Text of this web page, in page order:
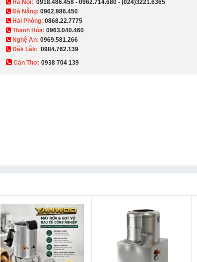
Hà Nội:0918.486.458 -0962.714.680 -(024)3221.6365
Đà Nẵng:0962.986.450
Hải Phòng:0868.22.7775
Thanh Hóa:0963.040.460
Nghệ An:0969.581.266
Đắk Lắk: 0984.762.139
Cần Thơ:0938 704 139​